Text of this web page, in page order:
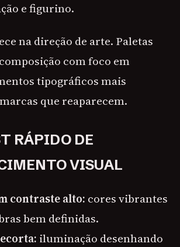
e figurino.
na direção de arte. Paletas
com foco em
tipográficos mais
que reaparecem.
RÁPIDO DE
VISUAL
contraste alto: cores vibrantes
bem definidas.
iluminação desenhando